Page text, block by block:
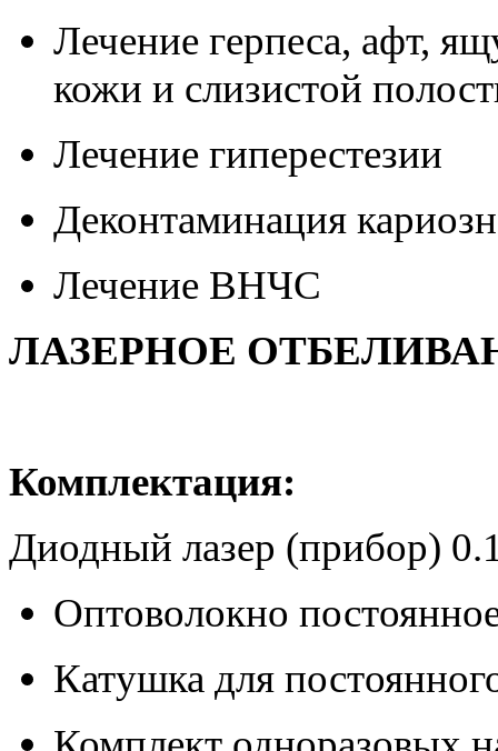
Лечение герпеса, афт,
кожи и слизистой
Лечение гиперестезии
Деконтаминация
Лечение ВНЧС
ЛАЗЕРНОЕ
Комплектация:
Диодный лазер (прибор)
Оптоволокно
Катушка для